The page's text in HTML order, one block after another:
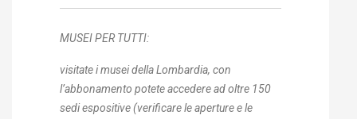
MUSEI PER TUTTI:
visitate i musei della Lombardia, con
l’abbonamento potete accedere ad oltre 150
sedi espositive(verificare le aperture e le